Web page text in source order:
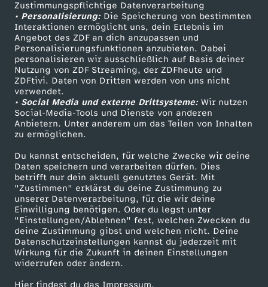
Zustimmungspflichtige Datenverarbeitung
• Personalisierung:Die Speicherung von bestimmten
Interaktionen ermöglicht uns, dein Erlebnis im
Angebot des ZDF an dich anzupassen und
Personalisierungsfunktionen anzubieten. Dabei
personalisieren wir ausschließlich auf Basis deiner
Nutzung von ZDF Streaming, der ZDFheute und
ZDFtivi. Daten von Dritten werden von uns nicht
verwendet.
• Social Media und externe Drittsysteme:Wir nutzen
Social-Media-Tools und Dienste von anderen
Anbietern. Unter anderem um das Teilen von Inhalten
zu ermöglichen.
Du kannst entscheiden, für welche Zwecke wir deine
Daten speichern und verarbeiten dürfen. Dies
betrifft nur dein aktuell genutztes Gerät. Mit
"Zustimmen" erklärst du deine Zustimmung zu
unserer Datenverarbeitung, für die wir deine
Einwilligung benötigen. Oder du legst unter
"Einstellungen/Ablehnen" fest, welchen Zwecken du
deine Zustimmung gibst und welchen nicht. Deine
Datenschutzeinstellungen kannst du jederzeit mit
Wirkung für die Zukunft in deinen Einstellungen
widerrufen oder ändern.
Hier findest du das Impressum.
Livestreams
Sendungen A-Z
TV-Programm
Zuschauerservice
Hilfe
ZDF Unternehmen
Karriere
ZDF goes Schule
Werbefernsehen
Mainzelmännchen